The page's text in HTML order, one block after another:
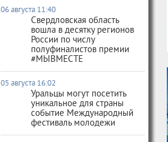
06 августа 11:40
Свердловская область
вошла в десятку регионов
России по числу
полуфиналистов премии
#МЫВМЕСТЕ
05 августа 16:02
Уральцы могут посетить
уникальное для страны
событие Международный
фестиваль молодежи